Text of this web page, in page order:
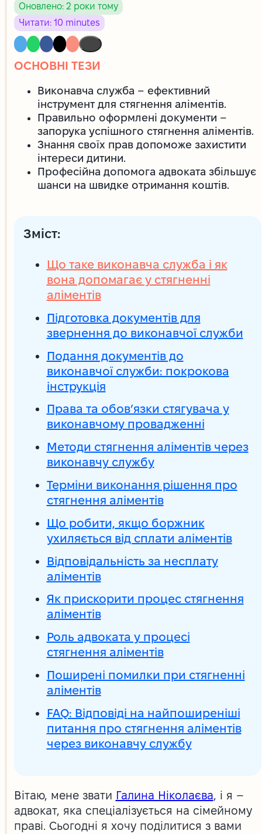
Оновлено: 2 роки тому
Читати: 10 minutes
ОСНОВНІ ТЕЗИ
Виконавча служба – ефективний
інструмент для стягнення аліментів.
Правильно оформлені документи –
запорука успішного стягнення аліментів.
Знання своїх прав допоможе захистити
інтереси дитини.
Професійна допомога адвоката збільшує
шанси на швидке отримання коштів.
Зміст:
Що таке виконавча служба і як
вона допомагає у стягненні
аліментів
Підготовка документів для
звернення до виконавчої служби
Подання документів до
виконавчої служби: покрокова
інструкція
Права та обов’язки стягувача у
виконавчому провадженні
Методи стягнення аліментів через
виконавчу службу
Терміни виконання рішення про
стягнення аліментів
Що робити, якщо боржник
ухиляється від сплати аліментів
Відповідальність за несплату
аліментів
Як прискорити процес стягнення
аліментів
Роль адвоката у процесі
стягнення аліментів
Поширені помилки при стягненні
аліментів
FAQ: Відповіді на найпоширеніші
питання про стягнення аліментів
через виконавчу службу
Вітаю, мене звати Галина Ніколаєва, і я –
адвокат, яка спеціалізується на сімейному
праві. Сьогодні я хочу поділитися з вами